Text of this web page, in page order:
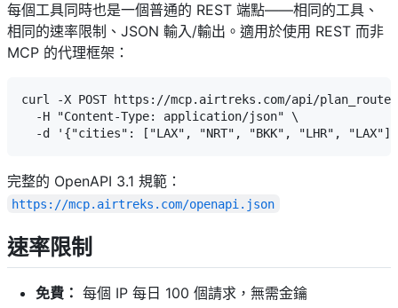
每個工具同時也是一個普通的 REST 端點——相同的工具、
相同的速率限制、JSON 輸入/輸出。適用於使用 REST 而非
MCP 的代理框架：
curl -X POST https://mcp.airtreks.com/api/
  -H "Content-Type: application/json" \
完整的 OpenAPI 3.1 規範：
https://mcp.airtreks.com/openapi.json
速率限制
免費： 每個 IP 每日 100 個請求，無需金鑰